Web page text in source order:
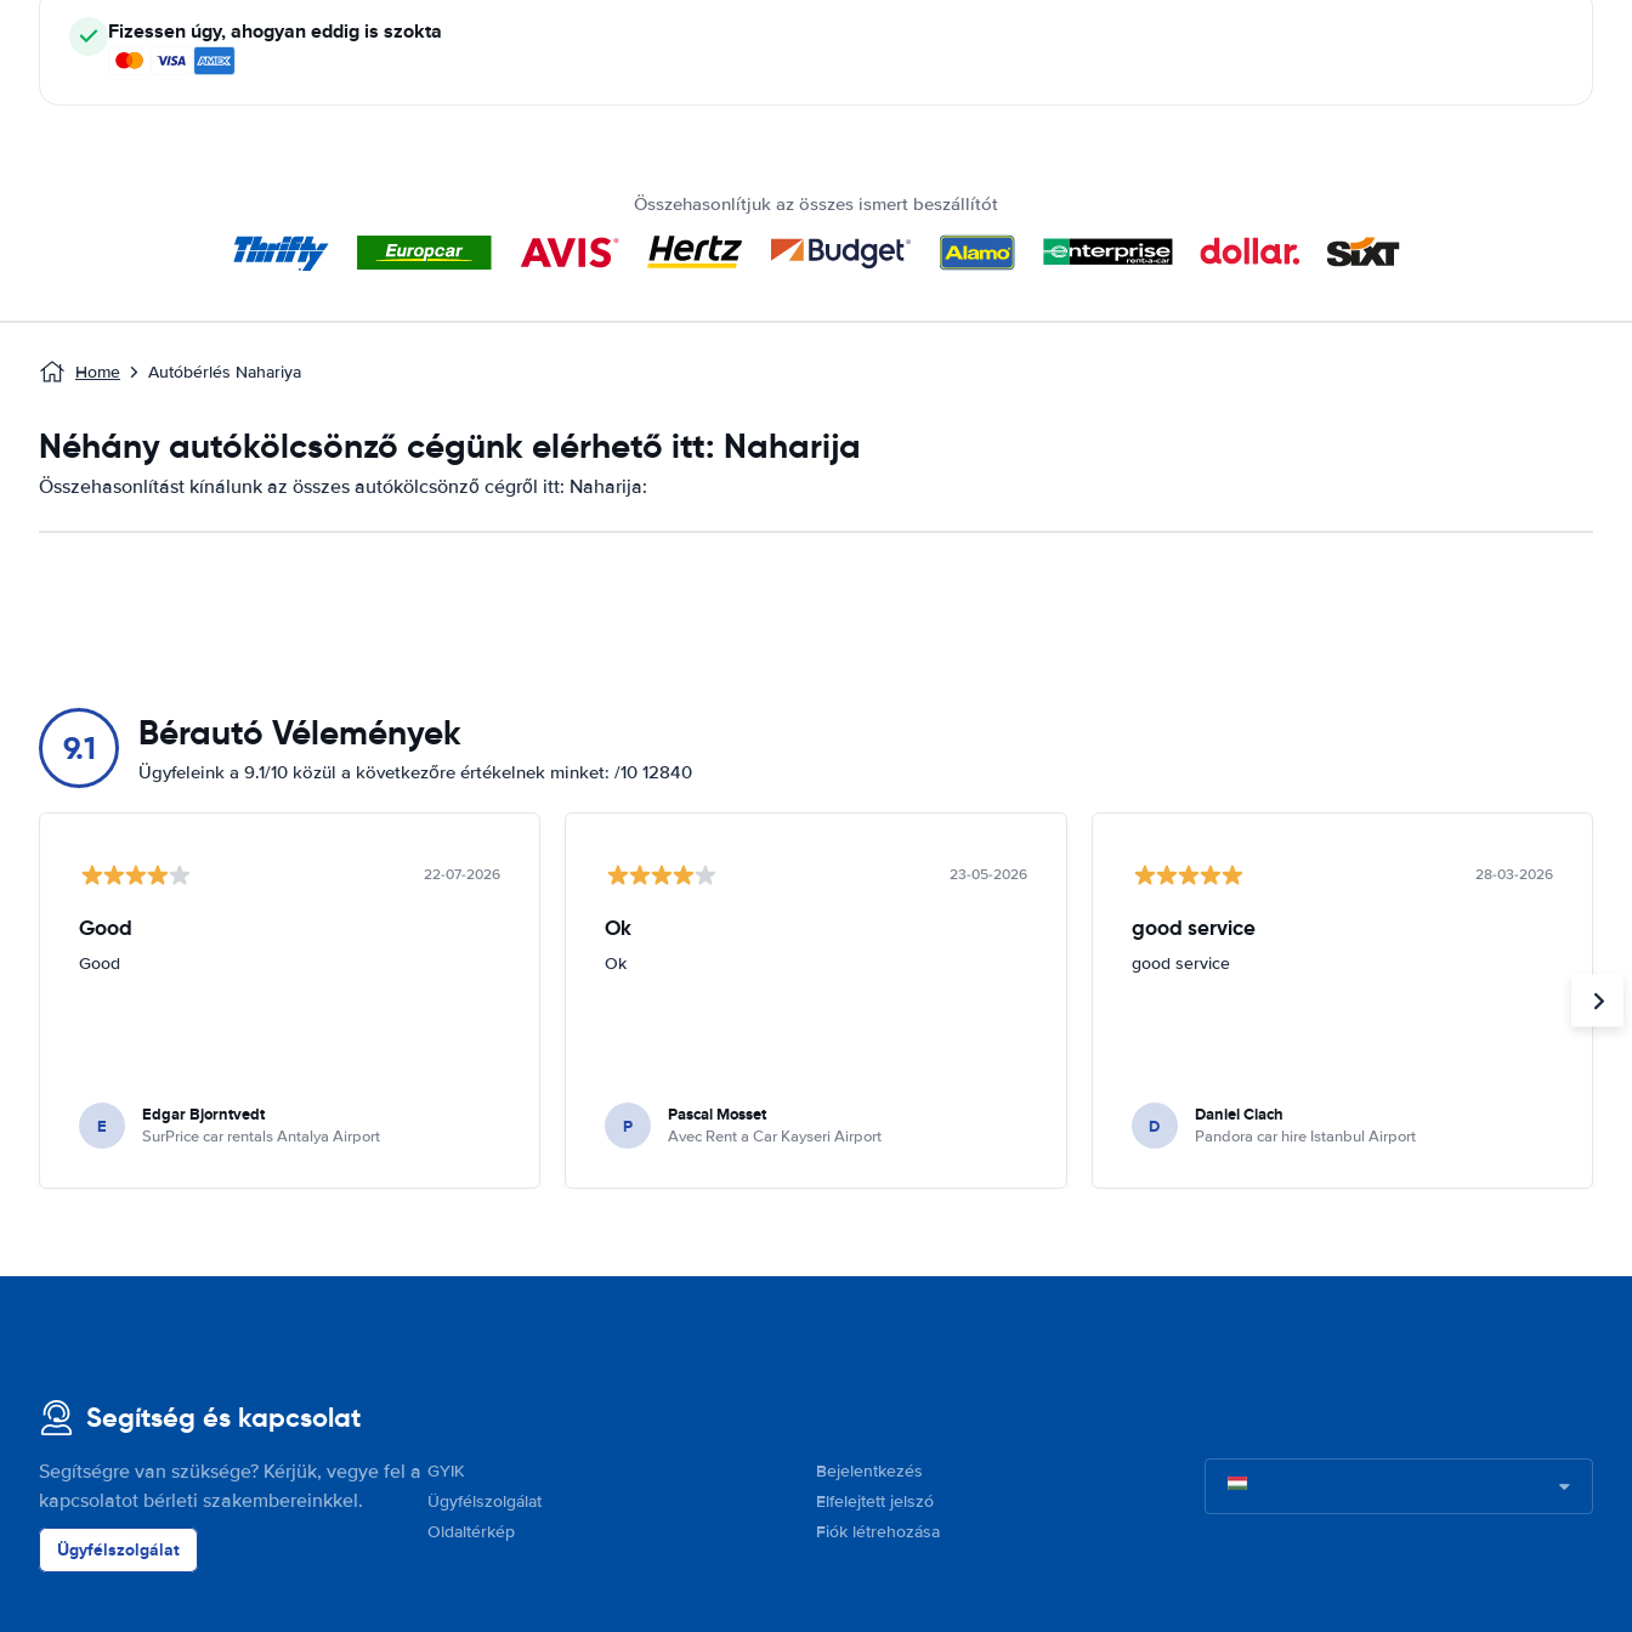
Fizessen úgy, ahogyan eddig is szokta
Összehasonlítjuk az összes ismert beszállítót
Home Autóbérlés Nahariya
Néhány autókölcsönző cégünk elérhető itt: Naharija
Összehasonlítást kínálunk az összes autókölcsönző cégről itt: Naharija:
9.1 Bérautó Vélemények
Ügyfeleink a 9.1/10 közül a következőre értékelnek minket: /10 12840
22-07-2026
Good
Good
E Edgar Bjorntvedt
SurPrice car rentals Antalya Airport
23-05-2026
Ok
Ok
P Pascal Mosset
Avec Rent a Car Kayseri Airport
28-03-2026
good service
good service
D Daniel Ciach
Pandora car hire Istanbul Airport
Segítség és kapcsolat
Segítségre van szüksége? Kérjük, vegye fel a
kapcsolatot bérleti szakembereinkkel.
Ügyfélszolgálat
GYIK
Ügyfélszolgálat
Oldaltérkép
Bejelentkezés
Elfelejtett jelszó
Fiók létrehozása